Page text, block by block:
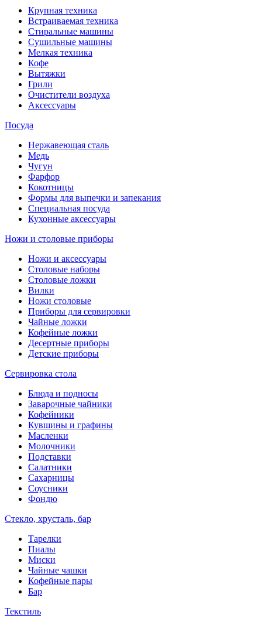
Крупная техника
Встраиваемая техника
Стиральные машины
Сушильные машины
Мелкая техника
Кофе
Вытяжки
Грили
Очистители воздуха
Аксессуары
Посуда
Нержавеющая сталь
Медь
Чугун
Фарфор
Кокотницы
Формы для выпечки и запекания
Специальная посуда
Кухонные аксессуары
Ножи и столовые приборы
Ножи и аксессуары
Столовые наборы
Столовые ложки
Вилки
Ножи столовые
Приборы для сервировки
Чайные ложки
Кофейные ложки
Десертные приборы
Детские приборы
Сервировка стола
Блюда и подносы
Заварочные чайники
Кофейники
Кувшины и графины
Масленки
Молочники
Подставки
Салатники
Сахарницы
Соусники
Фондю
Стекло, хрусталь, бар
Тарелки
Пиалы
Миски
Чайные чашки
Кофейные пары
Бар
Текстиль